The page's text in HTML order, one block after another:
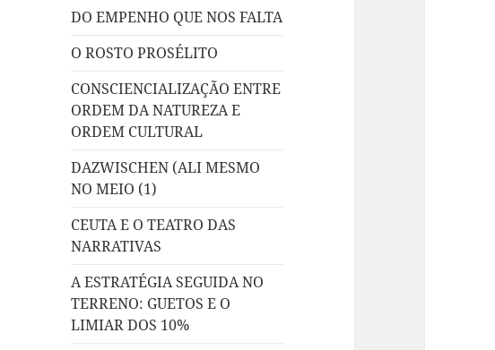
DO EMPENHO QUE NOS FALTA
O ROSTO PROSÉLITO
CONSCIENCIALIZAÇÃO ENTRE
ORDEM DA NATUREZA E
ORDEM CULTURAL
DAZWISCHEN (ALI MESMO
NO MEIO (1)
CEUTA E O TEATRO DAS
NARRATIVAS
A ESTRATÉGIA SEGUIDA NO
TERRENO: GUETOS E O
LIMIAR DOS 10%